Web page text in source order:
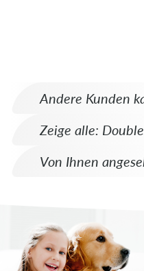
Andere Kunden
Zeige alle:
Von Ihnen